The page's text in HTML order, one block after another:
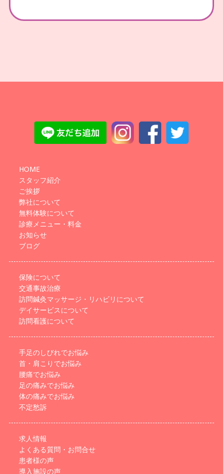
HOME
スタッフ紹介
ご挨拶
弊社について
無料体験について
診療メニュー・料金
お知らせ
ブログ
保険について
交通事故治療
訪問鍼灸マッサージ・リハビリについて
デイサービスについて
訪問看護について
手足のしびれでお悩み
首・肩こりでお悩み
腰痛でお悩み
足の痛みでお悩み
体の痛みでお悩み
不定愁訴
求人情報
よくある質問・お問合せ
患者様の声
導入施設の声